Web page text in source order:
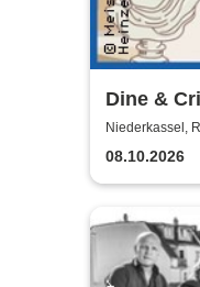
Dine &
Niederkassel,
08.10.2026